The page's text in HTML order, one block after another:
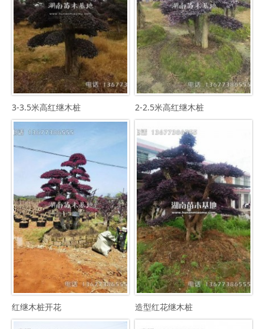
3-3.5米高红继木桩 2-2.5米高红继木桩
红继木桩开花 造型红花继木桩